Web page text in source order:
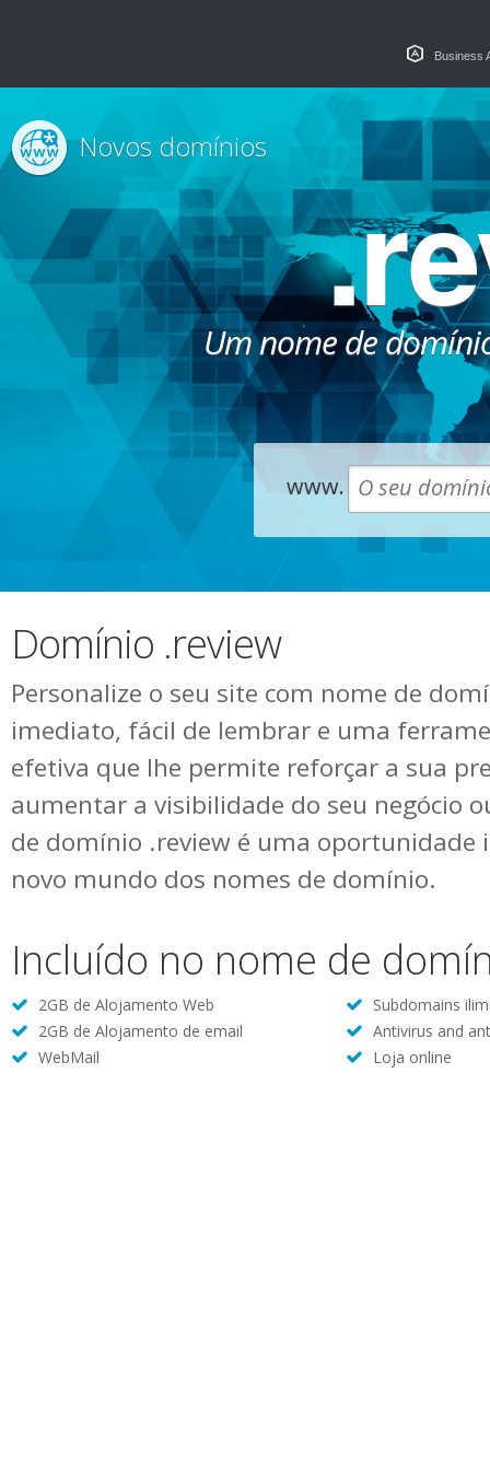
Business
Um nome de
Novos domínios
www.
Domínio .review
Personalize o seu site com nome de
imediato, fácil de lembrar e uma
efetiva que lhe permite reforçar a sua
aumentar a visibilidade do seu negócio
de domínio .review é uma oportunidade
novo mundo dos nomes de domínio.
Incluído no nome de
2GB de Alojamento Web
Subdomains
2GB de Alojamento de email
Antivirus and
WebMail
Loja online